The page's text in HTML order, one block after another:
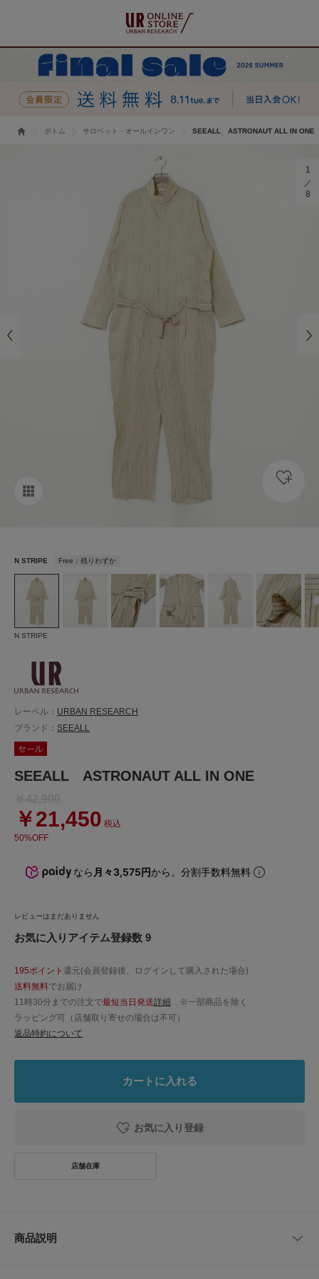
ボトム サロペット・オールインワン SEEALL ASTRONAUT ALL IN ONE
1
8
N STRIPE Free：残りわずか
N STRIPE
レーベル： URBAN RESEARCH
ブランド： SEEALL
SEEALL ASTRONAUT ALL IN ONE
￥21,450 税込
50%OFF
なら 月々3,575円から。分割手数料無料
レビューはまだありません
お気に入りアイテム登録数 9
195ポイント 還元(会員登録後、ログインして購入された場合)
送料無料でお届け
11時30分までの注文で最短当日発送詳細 ※一部商品を除く
ラッピング可（店舗取り寄せの場合は不可）
返品特約について
カートに入れる
お気に入り登録
商品説明